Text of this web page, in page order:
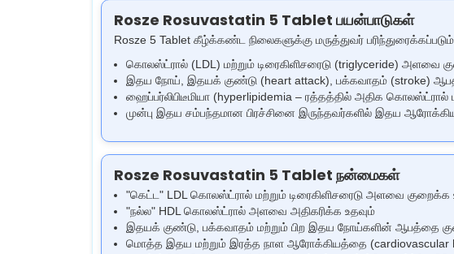
Rosze Rosuvastatin 5 Tablet பயன்பாடுகள்
Rosze 5 Tablet கீழ்க்கண்ட நிலைகளுக்கு மருத்துவர்
கொலஸ்ட்ரால் (LDL) மற்றும் டிரைகிளிசரைடு (triglyceride) அளவை
இதய நோய், இதயக் குண்டு (heart attack), பக்கவாதம் (stroke)
ஹைப்பர்லிபிடீமியா (hyperlipidemia – ரத்தத்தில் அதிக கொலஸ்ட்ரால்
முன்பு இதய சம்பந்தமான பிரச்சினை இருந்தவர்களில் இதய
Rosze Rosuvastatin 5 Tablet நன்மைகள்
"கெட்ட" LDL கொலஸ்ட்ரால் மற்றும் டிரைகிளிசரைடு அளவை குறைக்க
"நல்ல" HDL கொலஸ்ட்ரால் அளவை அதிகரிக்க உதவும்
இதயக் குண்டு, பக்கவாதம் மற்றும் பிற இதய நோய்களின் ஆபத்தை
மொத்த இதய மற்றும் இரத்த நாள ஆரோக்கியத்தை (cardiovascular